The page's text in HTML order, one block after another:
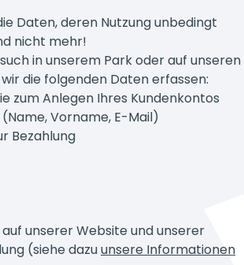
Daten, deren Nutzung unbedingt
nicht mehr!
in unserem Park oder auf unseren
die folgenden Daten erfassen:
zum Anlegen Ihres Kundenkontos
Vorname, E-Mail)
Bezahlung
unserer Website und unserer
(siehe dazuunsere Informationen